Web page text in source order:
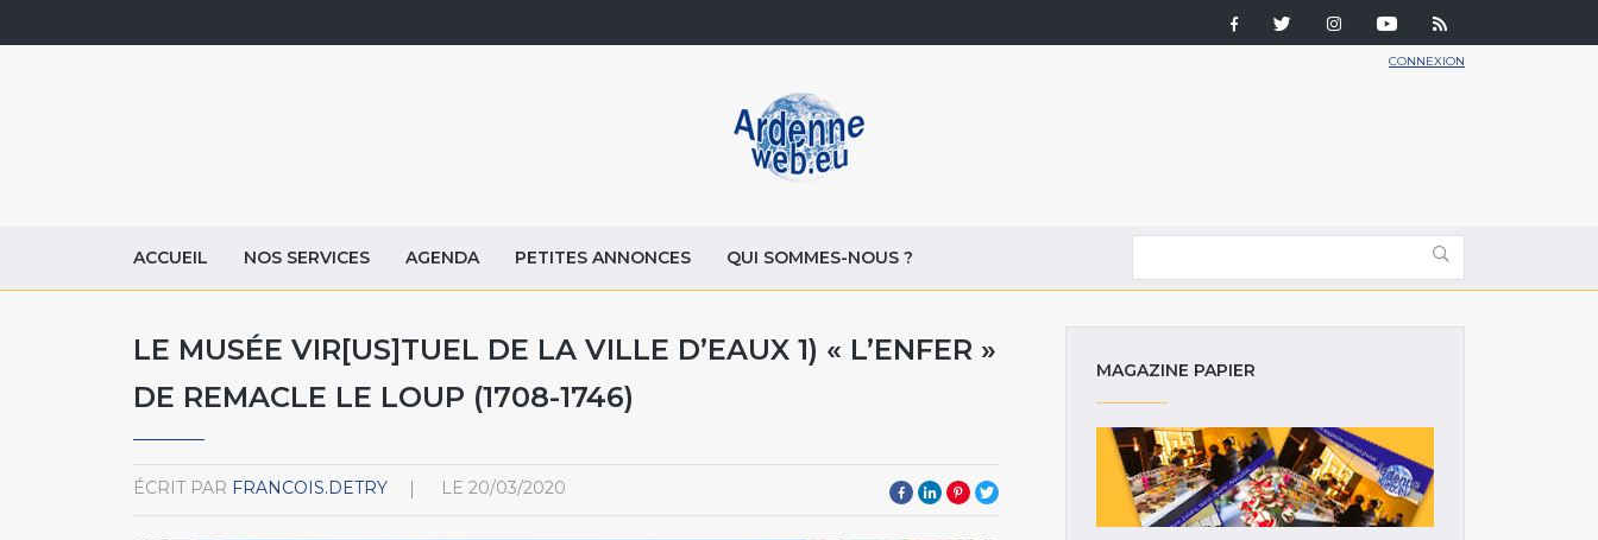
CONNEXION
ACCUEIL NOS SERVICES AGENDA PETITES ANNONCES QUI SOMMES-NOUS ?
LE MUSÉE VIR[US]TUEL DE LA VILLE D’EAUX 1) « L’ENFER »
DE REMACLE LE LOUP (1708-1746)
ÉCRIT PAR FRANCOIS.DETRY LE 20/03/2020
MAGAZINE PAPIER